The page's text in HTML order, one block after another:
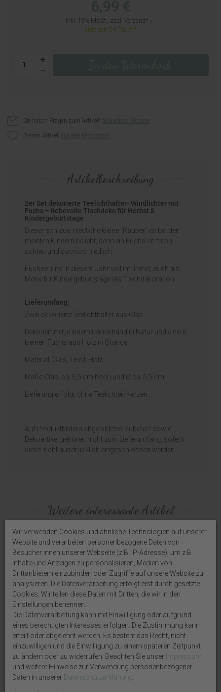
inkl. 19% MwSt., zzgl. Versand
Lieferzeit 5-6 Tage*
Sie haben Fragen zum Artikel?
Diesen Artikel
Artikelbeschreibung
2er Set dekorierte Teelichthalter- Windlichter mit
Fuchs – liebevolle Tischdeko für Herbst &
Kindergeburtstage
Dieser schlaue, niedliche kleine "Räuber" ist bei den
meisten Kindern beliebt, denn ein Fuchs ist frech,
schlau und sooooo niedlich.
Füchse sind in diesem Jahr voll im Trend, auch als
Motiv für Kindergeburtstage als Tischdekoration.
Lieferumfang:
Zwei dekorierte Teelichthalter aus Glas.
Dekoriert mit je einem Leinenband in Natur und einem
kleinen Fuchs aus Holz in Orange.
Material: Glas, Textil, Holz.
Maße Glas: ca. 6,5 cm hoch und Ø ca. 5,5 cm.
Lieferung erfolgt ohne Teelichter/Kerzen.
Auf Produktbildern abgebildetes Zubehör sowie
Dekoartikel gehören nicht zum Lieferumfang, sofern
diese nicht ausdrücklich eingeschlossen werden.
Weitere interessante Artikel
Türstopper Fuchs Braun
Schwerer Türpuffer Stoff
Sandfüllung Türdämpfer 31cm
13,99 €
Geldgeschenk Verpackung
Weihnachten Pakete Wald Fuchs
Geschenke Gutschein
13,99 €
Wir verwenden Cookies und ähnliche Technologien auf unserer
Website und verarbeiten personenbezogene Daten von
Besucher:innen unserer Webseite (z.B. IP-Adresse), um z.B.
Inhalte und Anzeigen zu personalisieren, Medien von
Drittanbietern einzubinden oder Zugriffe auf unsere Website zu
analysieren. Die Datenverarbeitung erfolgt erst durch gesetzte
Cookies. Wir teilen diese Daten mit Dritten, die wir in den
Einstellungen benennen.
Die Datenverarbeitung kann mit Einwilligung oder aufgrund
eines berechtigten Interesses erfolgen. Die Zustimmung kann
erteilt oder abgelehnt werden. Es besteht das Recht, nicht
einzuwilligen und die Einwilligung zu einem späteren Zeitpunkt
zu ändern oder zu widerrufen. Beachten Sie unser Impressum
und weitere Hinweise zur Verwendung personenbezogener
Daten in unserer Daten­schutz­erklärung